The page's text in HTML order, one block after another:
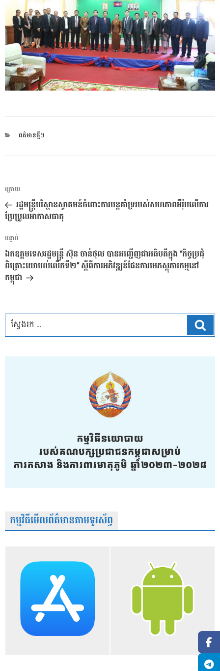
CATEGORIES
ពត៌មានថ្មីៗ
ការ​
នាំទិស​
ប្រកាស
អត្ថបទ
មុន
ក្រោយ
រដ្ឋមន្ត្រីបរិស្ថានស្វាគមន៍ចំពោះការបន្តគាំទ្ររបស់សហភាពអឺរ៉ុបលើការ
ប្រែប្រួលអាកាសធាតុ
អត្ថបទ
បន្ទាប់
បន្ទាប់
ឯកឧត្តមទេសរដ្ឋមន្ត្រី ស៊ុន ចាន់ថុល បានអញ្ជើញជាអធិបតីក្នុង “កិច្ចប្រជុំ
ពិគ្រោះយោបល់លើកទី២” ស្តីពីការអភិវឌ្ឍន៍ផែនការមេភស្តុភារកម្មនៅ
កម្ពុជា
កម្មវិធីមើលព័ត៌មានតាមទូរស័ព្វ